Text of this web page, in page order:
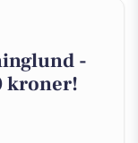
-
kroner!